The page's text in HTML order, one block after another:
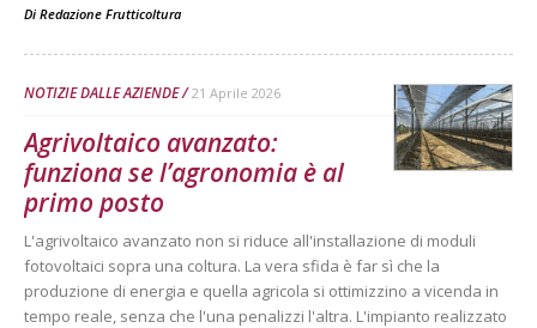
Di Redazione Frutticoltura
NOTIZIE DALLE AZIENDE 21 Aprile 2026
Agrivoltaico avanzato:
funziona se l’agronomia è al
primo posto
L'agrivoltaico avanzato non si riduce all'installazione di moduli
fotovoltaici sopra una coltura. La vera sfida è far sì che la
produzione di energia e quella agricola si ottimizzino a vicenda in
tempo reale, senza che l'una penalizzi l'altra. L'impianto realizzato